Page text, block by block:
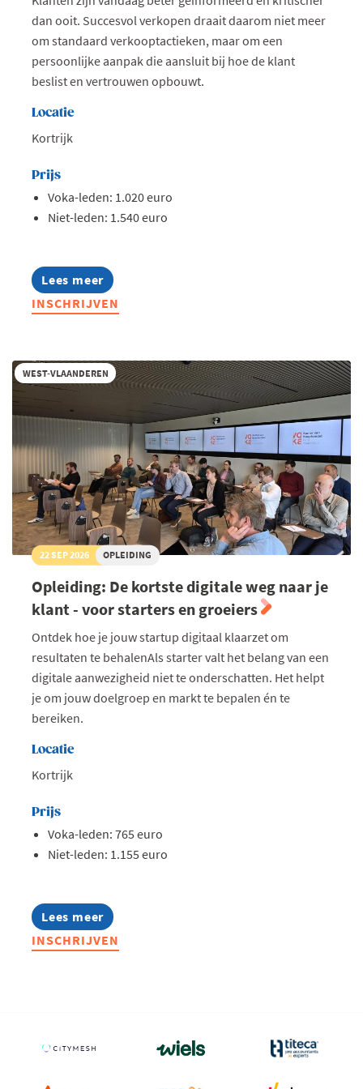
dan ooit. Succesvol verkopen draait daarom niet meer
om standaard verkooptactieken, maar om een
persoonlijke aanpak die aansluit bij hoe de klant
beslist en vertrouwen opbouwt.
Locatie
Kortrijk
Prijs
Voka-leden: 1.020 euro
Niet-leden: 1.540 euro
Lees meer
about
Opleiding:
Consultatief
van
de
INSCHRIJVEN
WEST-VLAANDEREN
22 SEP 2026 OPLEIDING
Opleiding: De kortste digitale weg naar je
klant - voor starters en groeiers
Ontdek hoe je jouw startup digitaal klaarzet om
resultaten te behalenAls starter valt het belang van een
digitale aanwezigheid niet te onderschatten. Het helpt
je om jouw doelgroep en markt te bepalen én te
bereiken.
Locatie
Kortrijk
Prijs
Voka-leden: 765 euro
Niet-leden: 1.155 euro
Lees meer
about
Opleiding:
De
-
starters
INSCHRIJVEN